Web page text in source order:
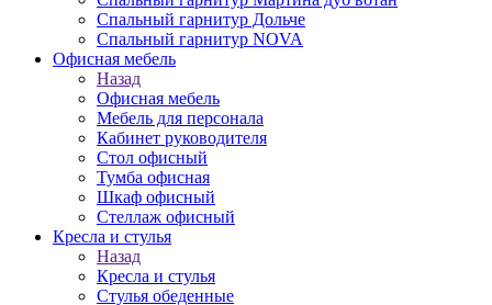
Спальный гарнитур Дольче
Спальный гарнитур NOVA
Офисная мебель
Назад
Офисная мебель
Мебель для персонала
Кабинет руководителя
Стол офисный
Тумба офисная
Шкаф офисный
Стеллаж офисный
Кресла и стулья
Назад
Кресла и стулья
Стулья обеденные